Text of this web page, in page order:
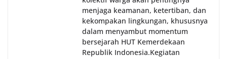
menjaga keamanan, ketertiban, dan
kekompakan lingkungan, khususnya
dalam menyambut momentum
bersejarah HUT Kemerdekaan
Republik Indonesia.‎Kegiatan